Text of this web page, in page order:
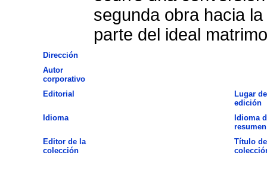
segunda obra hacia
parte del ideal
Dirección
Autor
corporativo
Editorial
Lugar de
edición
Idioma
Idioma
resumen
Editor de la
colección
Título